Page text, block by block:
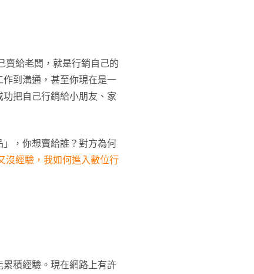
賣給老闆，就是行銷自己的
到溝通，甚至你現在是一
把自己行銷給小朋友、家
，你想賣給誰？對方為何
沒經驗，我如何進入數位行
積經驗。現在網路上有許